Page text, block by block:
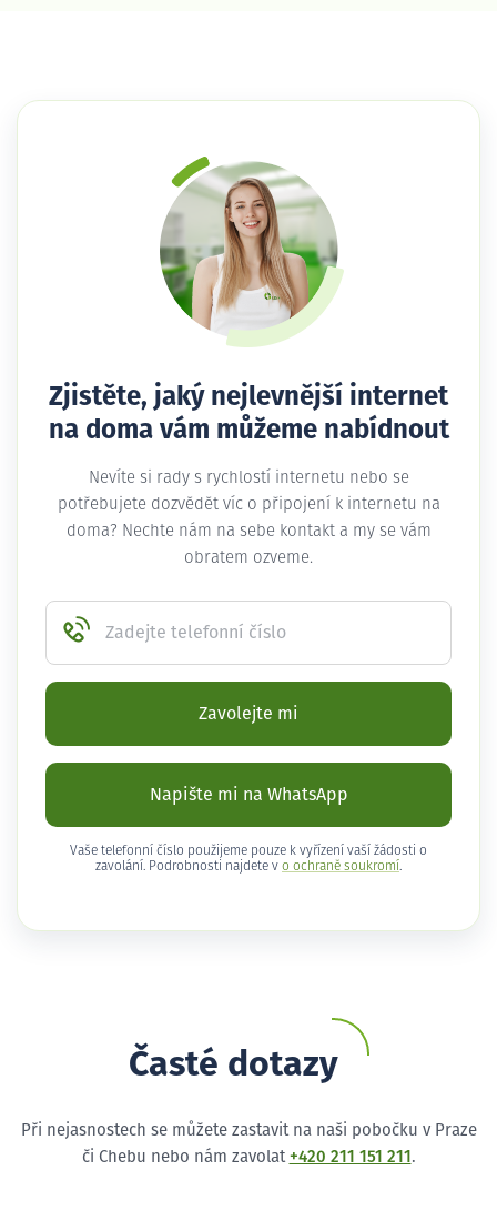
Zjistěte, jaký nejlevnější internet
na doma vám můžeme nabídnout
Nevíte si rady s rychlostí internetu nebo se
potřebujete dozvědět víc o připojení k internetu na
doma? Nechte nám na sebe kontakt a my se vám
obratem ozveme.
Zadejte telefonní číslo
Zavolejte mi
Napište mi na WhatsApp
Vaše telefonní číslo použijeme pouze k vyřízení vaší žádosti o
zavolání. Podrobnosti najdete v o ochraně soukromí .
Časté dotazy
Při nejasnostech se můžete zastavit na naši pobočku v Praze
či Chebu nebo nám zavolat +420 211 151 211 .